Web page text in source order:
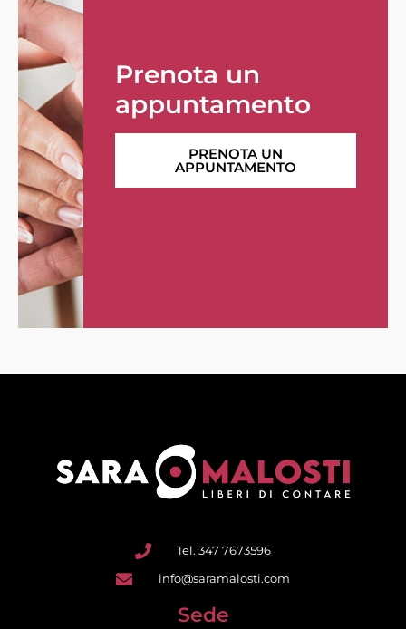
Prenota un
appuntamento
PRENOTA UN
APPUNTAMENTO
Tel. 347 7673596
info@saramalosti.com
Sede